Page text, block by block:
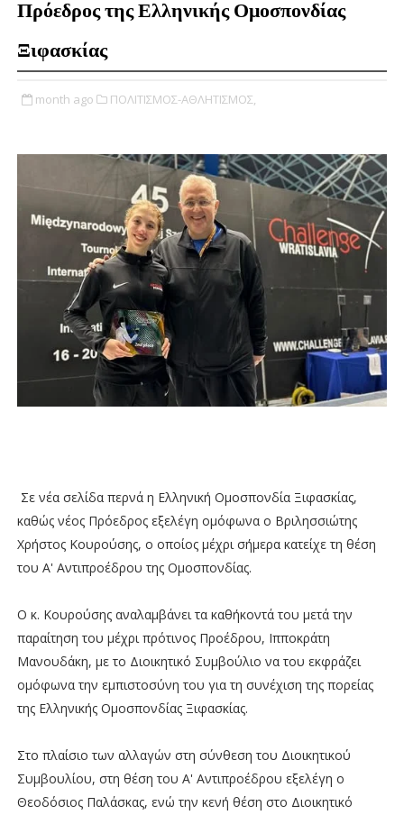
Πρόεδρος της Ελληνικής Ομοσπονδίας
Ξιφασκίας
month ago ΠΟΛΙΤΙΣΜΟΣ-ΑΘΛΗΤΙΣΜΟΣ,
Σε νέα σελίδα περνά η Ελληνική Ομοσπονδία Ξιφασκίας,
καθώς νέος Πρόεδρος εξελέγη ομόφωνα ο Βριλησσιώτης
Χρήστος Κουρούσης, ο οποίος μέχρι σήμερα κατείχε τη θέση
του Α' Αντιπροέδρου της Ομοσπονδίας.
Ο κ. Κουρούσης αναλαμβάνει τα καθήκοντά του μετά την
παραίτηση του μέχρι πρότινος Προέδρου, Ιπποκράτη
Μανουδάκη, με το Διοικητικό Συμβούλιο να του εκφράζει
ομόφωνα την εμπιστοσύνη του για τη συνέχιση της πορείας
της Ελληνικής Ομοσπονδίας Ξιφασκίας.
Στο πλαίσιο των αλλαγών στη σύνθεση του Διοικητικού
Συμβουλίου, στη θέση του Α' Αντιπροέδρου εξελέγη ο
Θεοδόσιος Παλάσκας, ενώ την κενή θέση στο Διοικητικό